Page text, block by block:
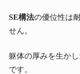
SE構法の優位性は
せん。
躯体の厚みを生か
です。